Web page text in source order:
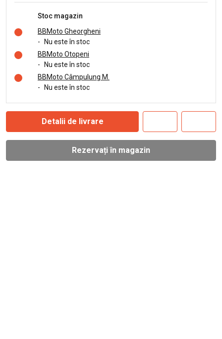
Stoc magazin
BBMoto Gheorgheni
-
Nu este în stoc
BBMoto Otopeni
-
Nu este în stoc
BBMoto Câmpulung M.
-
Nu este în stoc
Detalii de livrare
Rezervați în magazin